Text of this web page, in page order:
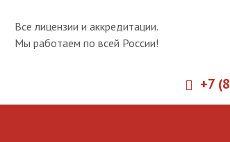
Все лицензии и аккредитации.
Мы работаем по всей России!
+7